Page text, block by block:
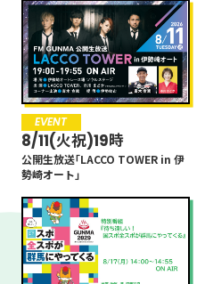
EVENT
8/11(火祝)19時
公開生放送｢LACCO TOWER in 伊
勢崎オート｣
お知らせ
8/17(月)14:00~
特別番組「待ち遠しい！国スポ全
スポが群馬にやってくる」